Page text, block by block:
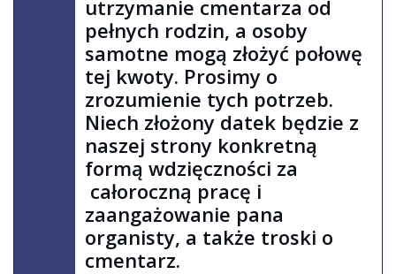
utrzymanie cmentarza od
pełnych rodzin, a osoby
samotne mogą złożyć połowę
tej kwoty. Prosimy o
zrozumienie tych potrzeb.
Niech złożony datek będzie z
naszej strony konkretną
formą wdzięczności za
całoroczną pracę i
zaangażowanie pana
organisty, a także troski o
cmentarz.